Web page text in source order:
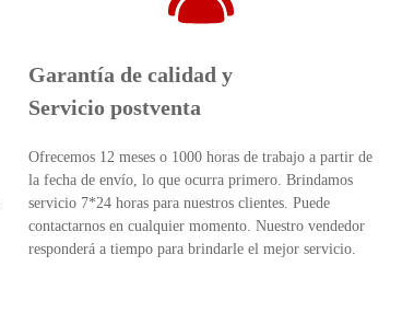
Garantía de calidad y
Servicio postventa
Ofrecemos 12 meses o 1000 horas de trabajo a partir de
la fecha de envío, lo que ocurra primero. Brindamos
servicio 7*24 horas para nuestros clientes. Puede
contactarnos en cualquier momento. Nuestro vendedor
responderá a tiempo para brindarle el mejor servicio.